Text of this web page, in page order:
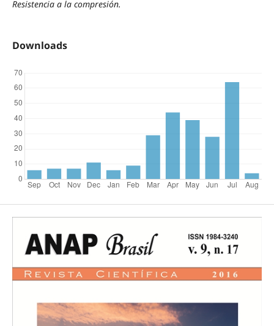
Resistencia a la compresión.
Downloads